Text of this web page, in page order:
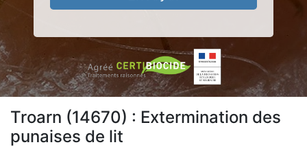
Troarn (14670) : Extermination des
punaises de lit